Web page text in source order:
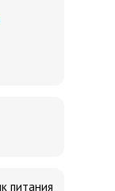
питания